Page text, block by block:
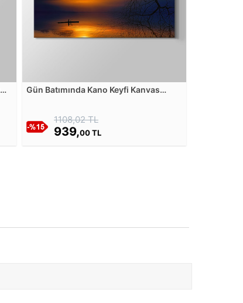
Gün Batımında Kano Keyfi Kanvas
1108,02 TL
939,00 TL